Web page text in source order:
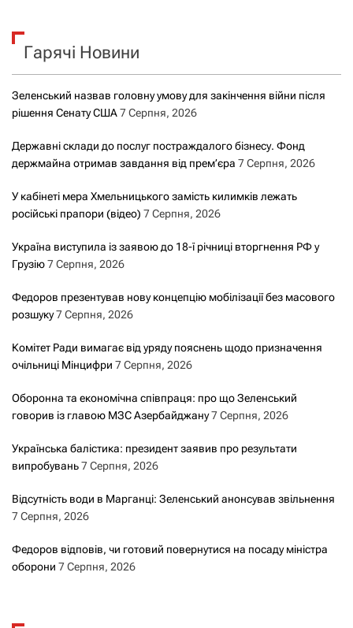
к
Гарячі Новини
Зеленський назвав головну умову для закінчення війни після
рішення Сенату США7 Серпня, 2026
Державні склади до послуг постраждалого бізнесу. Фонд
держмайна отримав завдання від прем’єра 7 Серпня, 2026
У кабінеті мера Хмельницького замість килимків лежать
російські прапори (відео) 7 Серпня, 2026
Україна виступила із заявою до 18-ї річниці вторгнення РФ у
Грузію7 Серпня, 2026
Федоров презентував нову концепцію мобілізації без масового
розшуку7 Серпня, 2026
Комітет Ради вимагає від уряду пояснень щодо призначення
очільниці Мінцифри 7 Серпня, 2026
Оборонна та економічна співпраця: про що Зеленський
говорив із главою МЗС Азербайджану7 Серпня, 2026
Українська балістика: президент заявив про результати
випробувань7 Серпня, 2026
Відсутність води в Марганці: Зеленський анонсував звільнення
7 Серпня, 2026
Федоров відповів, чи готовий повернутися на посаду міністра
оборони 7 Серпня, 2026